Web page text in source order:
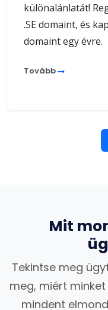
különalánlatát!
.SE domaint, és
domaint egy évre.
Tovább
Mit
Tekintse meg
meg, miért
mindent